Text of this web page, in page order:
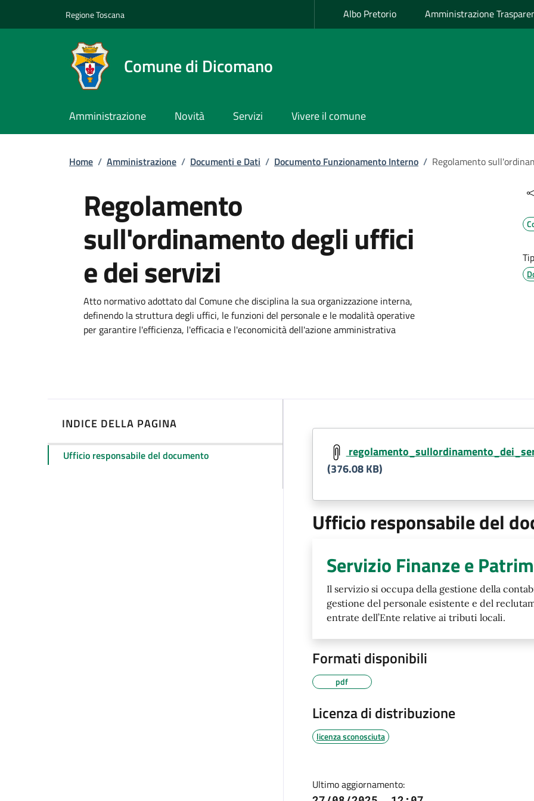
Regione ToscanaSlim top Albo Pretorio Amministrazione
Comune di Dicomano
Amministrazione Novità Servizi Vivere il comune
Briciole di pane
Home / Amministrazione / Documenti e Dati / Documento Funzionamento Interno / Regolamento
Regolamento
sull'ordinamento degli uffici
e dei servizi
Dettagli
Atto normativo adottato dal Comune che disciplina la sua organizzazione interna,
definendo la struttura degli uffici, le funzioni del personale e le modalità operative
per garantire l'efficienza, l'efficacia e l'economicità dell'azione amministrativa
INDICE DELLA PAGINA
Ufficio responsabile del documento
(376.08 KB)
Ufficio responsabile del
Servizio Finanze e
Il servizio si occupa della gestione della
gestione del personale esistente e del
entrate dell’Ente relative ai tributi locali.
Formati disponibili
pdf
Licenza di distribuzione
licenza sconosciuta
Ultimo aggiornamento: